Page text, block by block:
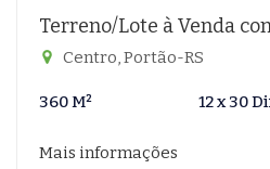
Terreno/Lote à Venda
Centro, Portão-RS
360 M² 12 x 30
Mais informações